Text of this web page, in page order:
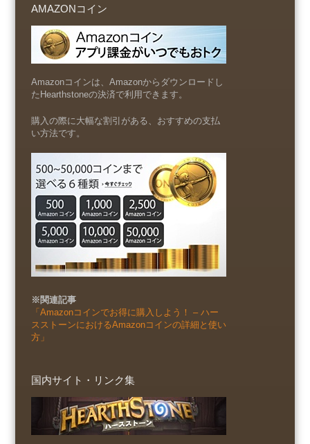
AMAZONコイン
Amazonコインは、Amazonからダウンロードし
たHearthstoneの決済で利用できます。
購入の際に大幅な割引がある、おすすめの支払
い方法です。
※関連記事
「Amazonコインでお得に購入しよう！ – ハー
スストーンにおけるAmazonコインの詳細と使い
方」
国内サイト・リンク集